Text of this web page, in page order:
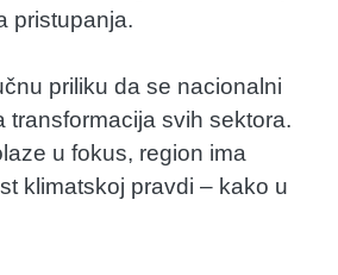
pristupanja.
priliku da se nacionalni
svih sektora.
u fokus, region ima
klimatskoj pravdi – kako u